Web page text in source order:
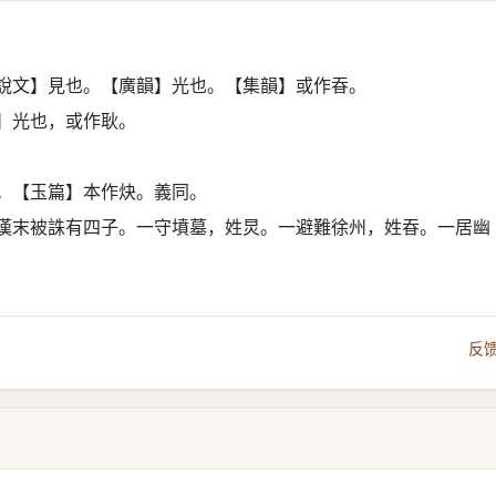
文】見也。【廣韻】光也。【集韻】或作昋。
也，或作耿。
【玉篇】本作炔。義同。
末被誅有四子。一守墳墓，姓炅。一避難徐州，姓昋。一居幽
反